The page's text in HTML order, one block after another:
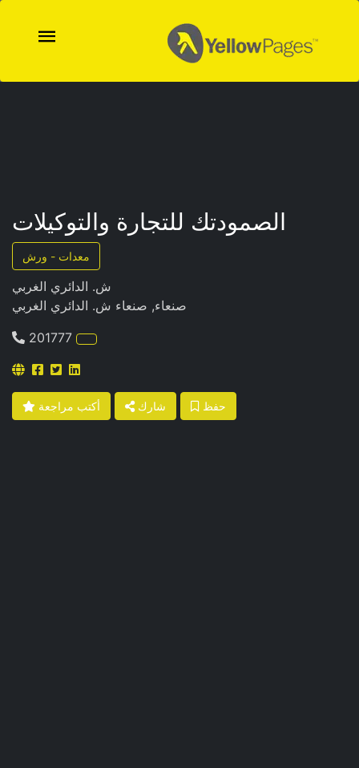
الصمودتك للتجارة والتوكيلات
معدات - ورش
ش. الدائري الغربي
صنعاء, صنعاء ش. الدائري الغربي
201777
أكتب مراجعة شارك حفظ